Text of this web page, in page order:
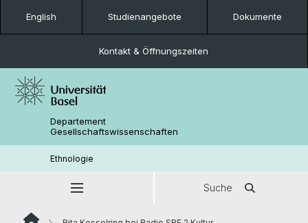
English Studienangebote Dokumente
Kontakt & Öffnungszeiten
Departement
Gesellschaftswissenschaften
Ethnologie
Suche